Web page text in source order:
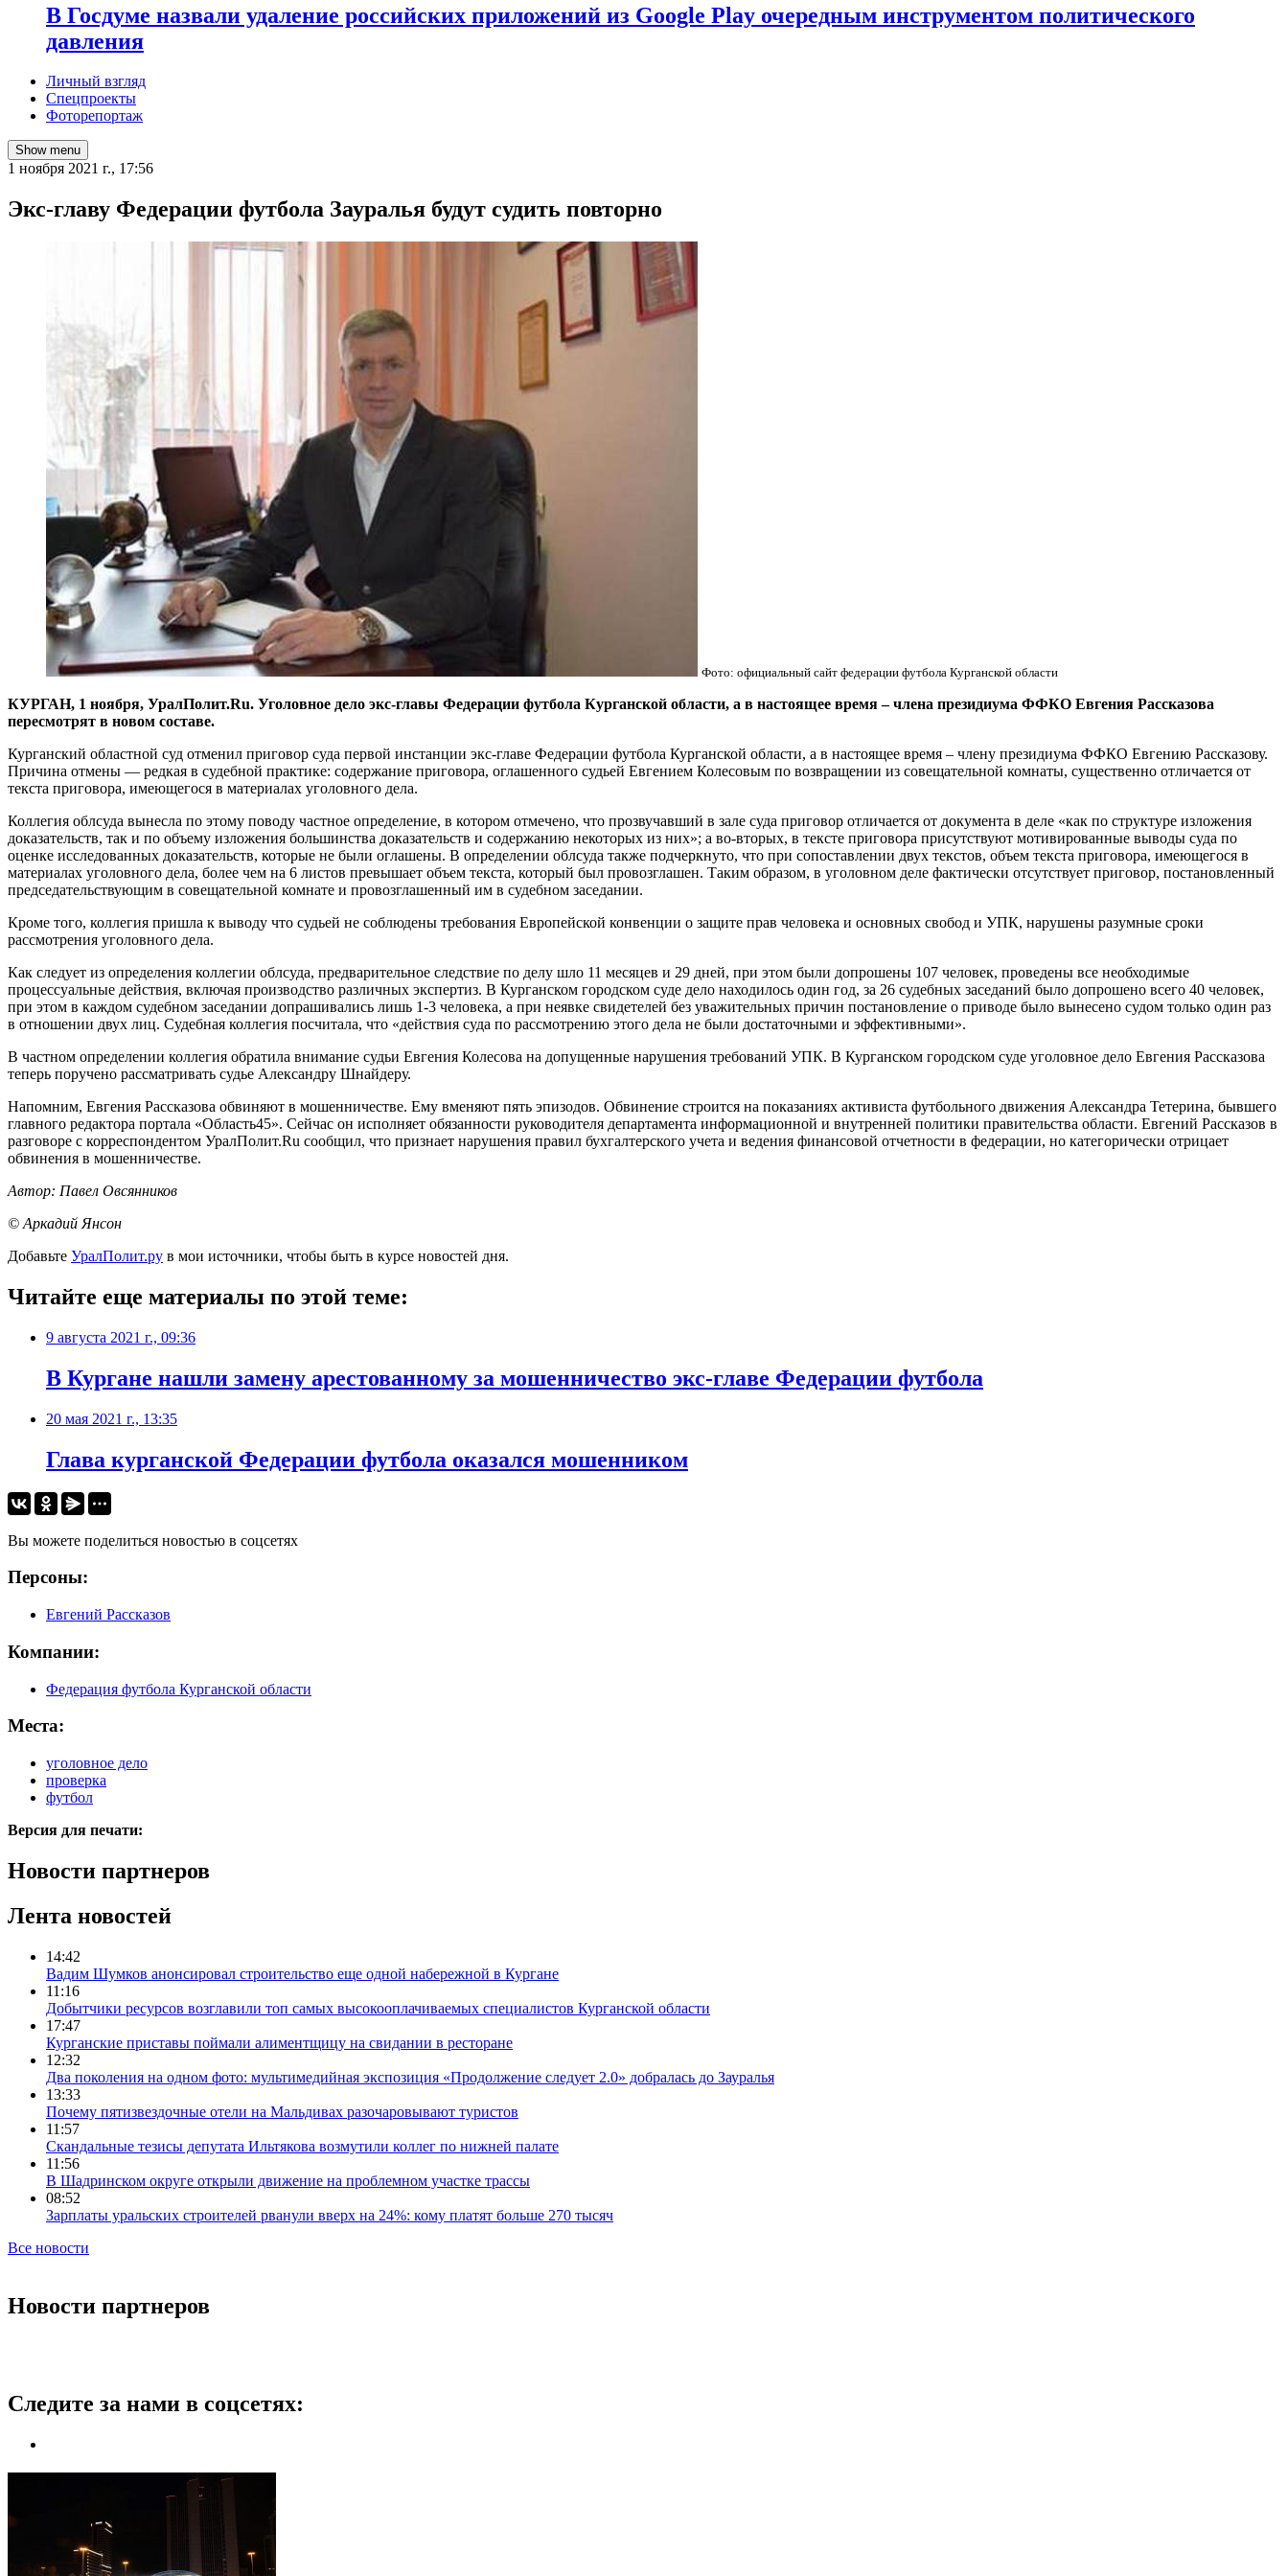
В Госдуме назвали удаление российских приложений из Google Play очередным инструментом политического
давления
Личный взгляд
Спецпроекты
Фоторепортаж
Show menu
1 ноября 2021 г., 17:56
​Экс-главу Федерации футбола Зауралья будут судить повторно
Фото: официальный сайт федерации футбола Курганской области
КУРГАН, 1 ноября, УралПолит.Ru. Уголовное дело экс-главы Федерации футбола Курганской области, а в настоящее время – члена президиума ФФКО Евгения Рассказова
пересмотрят в новом составе.
Курганский областной суд отменил приговор суда первой инстанции экс-главе Федерации футбола Курганской области, а в настоящее время – члену президиума ФФКО Евгению Рассказову.
Причина отмены — редкая в судебной практике: содержание приговора, оглашенного судьей Евгением Колесовым по возвращении из совещательной комнаты, существенно отличается от
текста приговора, имеющегося в материалах уголовного дела.
Коллегия облсуда вынесла по этому поводу частное определение, в котором отмечено, что прозвучавший в зале суда приговор отличается от документа в деле «как по структуре изложения
доказательств, так и по объему изложения большинства доказательств и содержанию некоторых из них»; а во-вторых, в тексте приговора присутствуют мотивированные выводы суда по
оценке исследованных доказательств, которые не были оглашены. В определении облсуда также подчеркнуто, что при сопоставлении двух текстов, объем текста приговора, имеющегося в
материалах уголовного дела, более чем на 6 листов превышает объем текста, который был провозглашен. Таким образом, в уголовном деле фактически отсутствует приговор, постановленный
председательствующим в совещательной комнате и провозглашенный им в судебном заседании.
Кроме того, коллегия пришла к выводу что судьей не соблюдены требования Европейской конвенции о защите прав человека и основных свобод и УПК, нарушены разумные сроки
рассмотрения уголовного дела.
Как следует из определения коллегии облсуда, предварительное следствие по делу шло 11 месяцев и 29 дней, при этом были допрошены 107 человек, проведены все необходимые
процессуальные действия, включая производство различных экспертиз. В Курганском городском суде дело находилось один год, за 26 судебных заседаний было допрошено всего 40 человек,
при этом в каждом судебном заседании допрашивались лишь 1-3 человека, а при неявке свидетелей без уважительных причин постановление о приводе было вынесено судом только один раз
в отношении двух лиц. Судебная коллегия посчитала, что «действия суда по рассмотрению этого дела не были достаточными и эффективными».
В частном определении коллегия обратила внимание судьи Евгения Колесова на допущенные нарушения требований УПК. В Курганском городском суде уголовное дело Евгения Рассказова
теперь поручено рассматривать судье Александру Шнайдеру.
Напомним, Евгения Рассказова обвиняют в мошенничестве. Ему вменяют пять эпизодов. Обвинение строится на показаниях активиста футбольного движения Александра Тетерина, бывшего
главного редактора портала «Область45». Сейчас он исполняет обязанности руководителя департамента информационной и внутренней политики правительства области. Евгений Рассказов в
разговоре с корреспондентом УралПолит.Ru сообщил, что признает нарушения правил бухгалтерского учета и ведения финансовой отчетности в федерации, но категорически отрицает
обвинения в мошенничестве.
Автор: Павел Овсянников
© Аркадий Янсон
Добавьте УралПолит.ру в мои источники, чтобы быть в курсе новостей дня.
Читайте еще материалы по этой теме:
9 августа 2021 г., 09:36
В Кургане нашли замену арестованному за мошенничество экс-главе Федерации футбола
20 мая 2021 г., 13:35
Глава курганской Федерации футбола оказался мошенником
Вы можете поделиться новостью в соцсетях
Персоны:
Евгений Рассказов
Компании:
Федерация футбола Курганской области
Места:
уголовное дело
проверка
футбол
Версия для печати:
Новости партнеров
Лента новостей
14:42
Вадим Шумков анонсировал строительство еще одной набережной в Кургане
11:16
Добытчики ресурсов возглавили топ самых высокооплачиваемых специалистов Курганской области
17:47
Курганские приставы поймали алиментщицу на свидании в ресторане
12:32
Два поколения на одном фото: мультимедийная экспозиция «Продолжение следует 2.0» добралась до Зауралья
13:33
Почему пятизвездочные отели на Мальдивах разочаровывают туристов
11:57
Скандальные тезисы депутата Ильтякова возмутили коллег по нижней палате
11:56
В Шадринском округе открыли движение на проблемном участке трассы
08:52
Зарплаты уральских строителей рванули вверх на 24%: кому платят больше 270 тысяч
Все новости
Новости партнеров
Следите за нами в соцсетях: